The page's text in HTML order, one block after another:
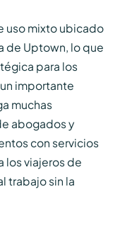
uso mixto ubicado
de Uptown, lo que
para los
importante
muchas
abogados y
con servicios
los viajeros de
trabajo sin la